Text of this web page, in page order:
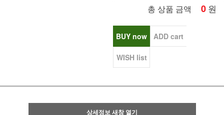
총 상품 금액 0 원
BUY now ADD cart
WISH list
상세정보 새창 열기